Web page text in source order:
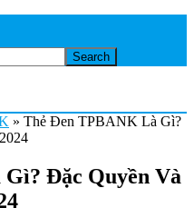
» Thẻ Đen TPBANK Là Gì?
Đặc Quyền Và